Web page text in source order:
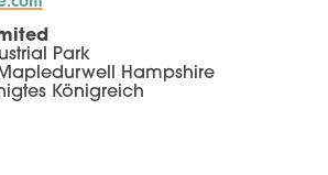
Park
Hampshire
Königreich